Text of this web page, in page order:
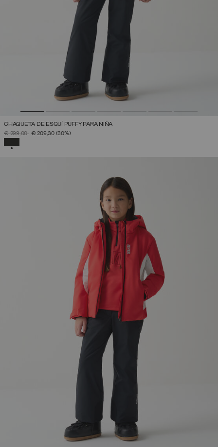
CHAQUETA DE ESQUÍ PUFFY PARA NIÑA
PRECIO REBAJADO DE
€ 299,00A€ 209,30 (30%)